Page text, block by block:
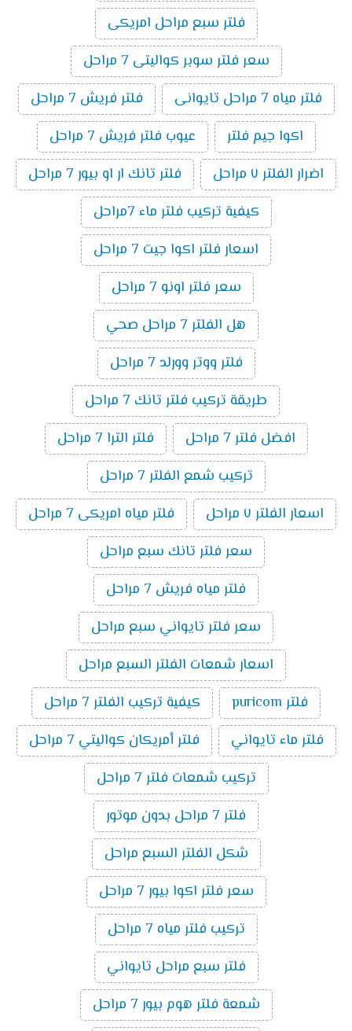
فلتر سبع مراحل امريكى
سعر فلتر سوبر كواليتى 7 مراحل
فلتر مياه 7 مراحل تايوانى
فلتر فريش 7 مراحل
اكوا جيم فلتر
عيوب فلتر فريش 7 مراحل
اضرار الفلتر ٧ مراحل
فلتر تانك ار او بيور 7 مراحل
كيفية تركيب فلتر ماء 7مراحل
اسعار فلتر اكوا جيت 7 مراحل
سعر فلتر اونو 7 مراحل
هل الفلتر 7 مراحل صحي
فلتر ووتر وورلد 7 مراحل
طريقة تركيب فلتر تانك 7 مراحل
افضل فلتر 7 مراحل
فلتر الترا 7 مراحل
تركيب شمع الفلتر 7 مراحل
اسعار الفلتر ٧ مراحل
فلتر مياه امريكى 7 مراحل
سعر فلتر تانك سبع مراحل
فلتر مياه فريش 7 مراحل
سعر فلتر تايواني سبع مراحل
اسعار شمعات الفلتر السبع مراحل
فلتر puricom
كيفية تركيب الفلتر 7 مراحل
فلتر ماء تايواني
فلتر أمريكان كواليتي 7 مراحل
تركيب شمعات فلتر 7 مراحل
فلتر 7 مراحل بدون موتور
شكل الفلتر السبع مراحل
سعر فلتر اكوا بيور 7 مراحل
تركيب فلتر مياه 7 مراحل
فلتر سبع مراحل تايواني
شمعة فلتر هوم بيور 7 مراحل